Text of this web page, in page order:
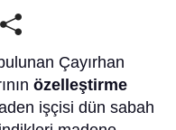
Çayırhan
özelleştirme
işçisi dün sabah